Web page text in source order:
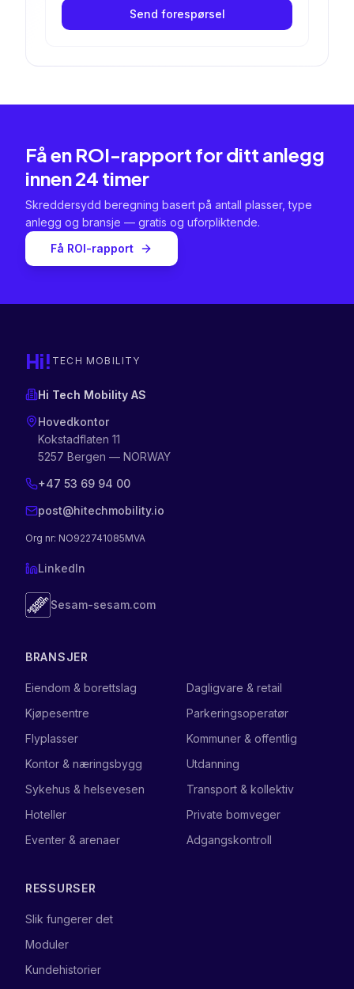
Send forespørsel
Få en ROI-rapport for ditt anlegg
innen 24 timer
Skreddersydd beregning basert på antall plasser, type
anlegg og bransje — gratis og uforpliktende.
Få ROI-rapport
Hi! TECH MOBILITY
Hi Tech Mobility AS
Hovedkontor
Kokstadflaten 11
5257 Bergen — NORWAY
+47 53 69 94 00
post@hitechmobility.io
Org nr: NO922741085MVA
LinkedIn
Sesam-sesam.com
BRANSJER
Eiendom & borettslag
Kjøpesentre
Flyplasser
Kontor & næringsbygg
Sykehus & helsevesen
Hoteller
Eventer & arenaer
Dagligvare & retail
Parkeringsoperatør
Kommuner & offentlig
Utdanning
Transport & kollektiv
Private bomveger
Adgangskontroll
RESSURSER
Slik fungerer det
Moduler
Kundehistorier